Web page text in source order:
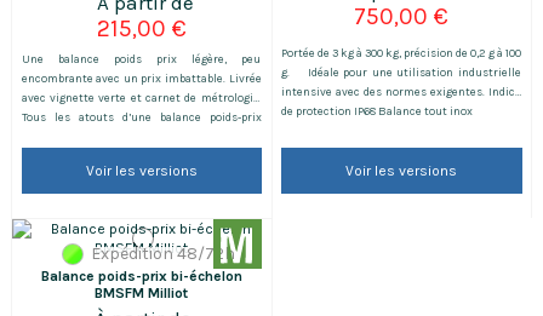
215,00 €
Une balance poids prix légère, peu
encombrante avec un prix imbattable. Livrée
avec vignette verte et carnet de métrologie.
Tous les atouts d’une balance poids-prix
encombrement très limité (plateau de 20 x
26 cm). Nos conseils d'expert: Vous pesez à
Voir les versions
750,00 €
Portée de 3 kg à 300 kg, précision de 0,2 g à 100
g. Idéale pour une utilisation industrielle
intensive avec des normes exigentes. Indice
de protection IP68 Balance tout inox
Voir les versions
Balance poids-prix bi-échelon
BMSFM Milliot
Expédition 48/72h